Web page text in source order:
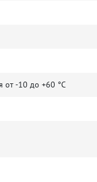
от -10 до +60 °C